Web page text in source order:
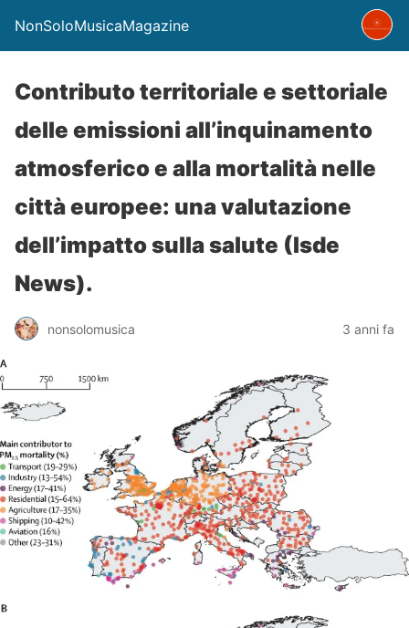
NonSoloMusicaMagazine
Contributo territoriale e settoriale
delle emissioni all’inquinamento
atmosferico e alla mortalità nelle
città europee: una valutazione
dell’impatto sulla salute (Isde
News).
nonsolomusica 3 anni fa